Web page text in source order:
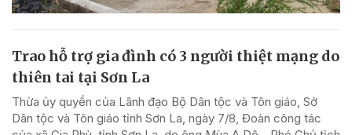
Trao hỗ trợ gia đình có 3 người thiệt mạng do
thiên tai tại Sơn La
Thừa ủy quyền của Lãnh đạo Bộ Dân tộc và Tôn giáo, Sở
Dân tộc và Tôn giáo tỉnh Sơn La, ngày 7/8, Đoàn công tác